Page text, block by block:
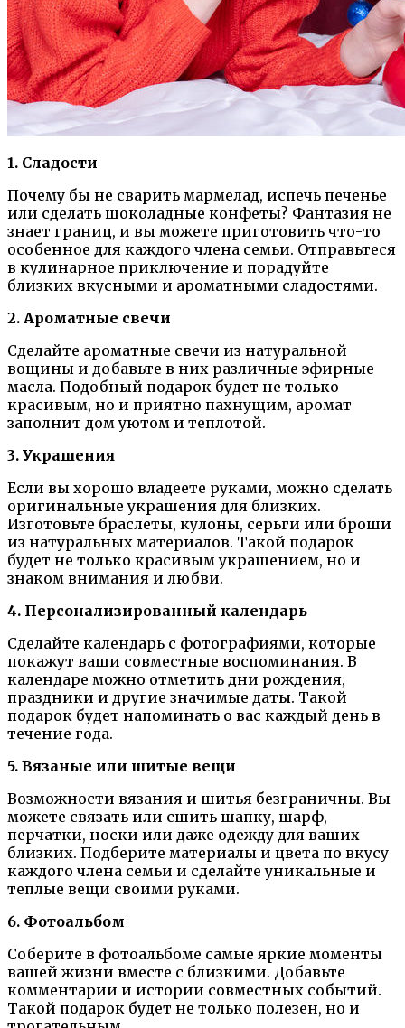
1. Сладости
Почему бы не сварить мармелад, испечь печенье
или сделать шоколадные конфеты? Фантазия не
знает границ, и вы можете приготовить что-то
особенное для каждого члена семьи. Отправьтеся
в кулинарное приключение и порадуйте
близких вкусными и ароматными сладостями.
2. Ароматные свечи
Сделайте ароматные свечи из натуральной
вощины и добавьте в них различные эфирные
масла. Подобный подарок будет не только
красивым, но и приятно пахнущим, аромат
заполнит дом уютом и теплотой.
3. Украшения
Если вы хорошо владеете руками, можно сделать
оригинальные украшения для близких.
Изготовьте браслеты, кулоны, серьги или броши
из натуральных материалов. Такой подарок
будет не только красивым украшением, но и
знаком внимания и любви.
4. Персонализированный календарь
Сделайте календарь с фотографиями, которые
покажут ваши совместные воспоминания. В
календаре можно отметить дни рождения,
праздники и другие значимые даты. Такой
подарок будет напоминать о вас каждый день в
течение года.
5. Вязаные или шитые вещи
Возможности вязания и шитья безграничны. Вы
можете связать или сшить шапку, шарф,
перчатки, носки или даже одежду для ваших
близких. Подберите материалы и цвета по вкусу
каждого члена семьи и сделайте уникальные и
теплые вещи своими руками.
6. Фотоальбом
Соберите в фотоальбоме самые яркие моменты
вашей жизни вместе с близкими. Добавьте
комментарии и истории совместных событий.
Такой подарок будет не только полезен, но и